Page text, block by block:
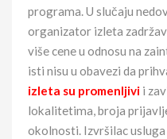
programa. U slučaju
organizator izleta
više cene u odnosu na
isti nisu u obavezi da
izleta su promenljivi i
lokalitetima, broja
okolnosti. Izvršilac